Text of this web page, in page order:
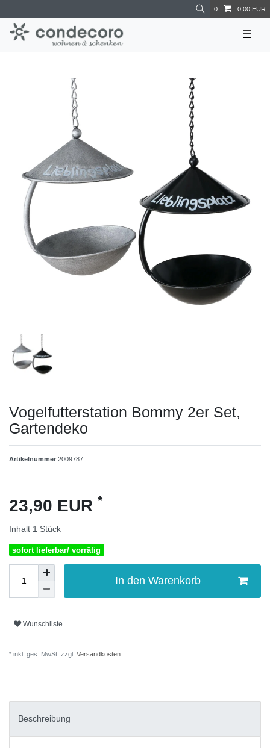
0 0,00 EUR
☰
Vogelfutterstation Bommy 2er Set,
Gartendeko
Artikelnummer 2009787
23,90 EUR *
Inhalt 1 Stück
sofort lieferbar/ vorrätig
In den Warenkorb
Wunschliste
* inkl. ges. MwSt. zzgl. Versandkosten
Beschreibung